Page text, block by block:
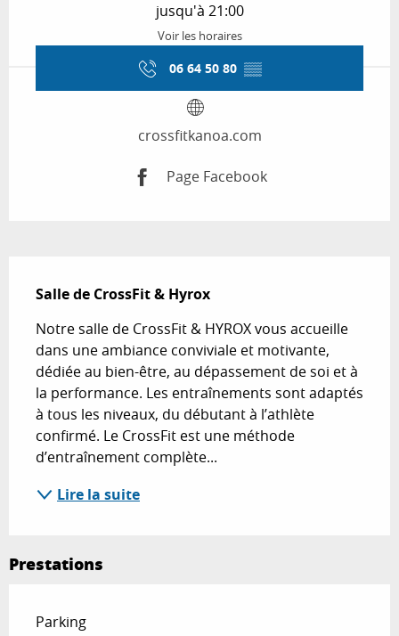
jusqu'à 21:00
Voir les horaires
06 64 50 80 ▒▒
crossfitkanoa.com
Page Facebook
Salle de CrossFit & Hyrox
Notre salle de CrossFit & HYROX vous accueille
dans une ambiance conviviale et motivante,
dédiée au bien-être, au dépassement de soi et à
la performance. Les entraînements sont adaptés
à tous les niveaux, du débutant à l’athlète
confirmé. Le CrossFit est une méthode
d’entraînement complète...
Lire la suite
Prestations
Parking